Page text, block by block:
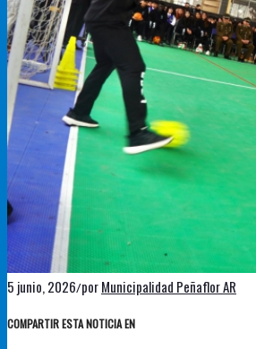
5 junio, 2026/porMunicipalidad Peñaflor AR
COMPARTIR ESTA NOTICIA EN